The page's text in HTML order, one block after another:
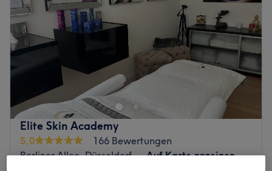
Samstag
10:00
15:00
Sonntag
Geschlossen
Lasse deine Haut neu erstrahlen! Wie? Das Viktoria's
Beauty Studio in der Friedrichstadt-Düsseldorf bietet
qualifizierte individuelle Behandlungen, hochwertige
Produkte und interessante Angebote in einem ruhigen,
angenehmen Ambiente mit hervorragendem Service.
Buche dir jetzt deinen Wunschtermin bequem online über
Treatwell und gönne dir, deiner Seele und Haut eine
Elite Skin Academy
5,0
166 Bewertungen
Berliner Allee, Düsseldorf
Auf Karte anzeigen